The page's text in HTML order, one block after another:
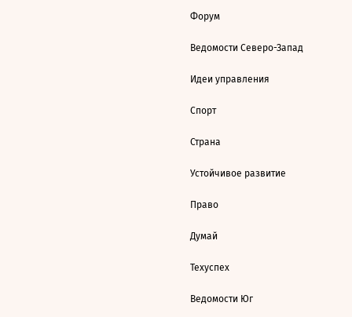
Форум
Ведомости Северо-Запад
Идеи управления
Спорт
Страна
Устойчивое развитие
Право
Думай
Техуспех
Ведомости Юг